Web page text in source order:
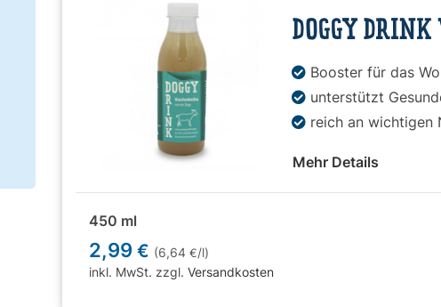
DOGGY
Booster für das
unterstützt
reich an wichtigen
Mehr Details
450 ml
2,99€ (6,64€/l)
inkl. MwSt. zzgl.Versandkosten